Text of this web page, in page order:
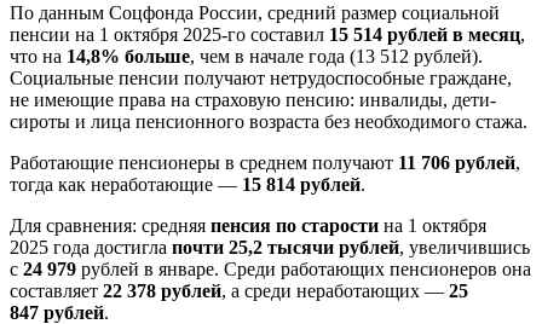
По данным Соцфонда России, средний размер социальной
пенсии на 1 октября 2025-го составил 15 514 рублей в месяц,
что на 14,8% больше, чем в начале года (13 512 рублей).
Социальные пенсии получают нетрудоспособные граждане,
не имеющие права на страховую пенсию: инвалиды, дети-
сироты и лица пенсионного возраста без необходимого стажа.
Работающие пенсионеры в среднем получают 11 706 рублей,
тогда как неработающие — 15 814 рублей.
Для сравнения: средняя пенсия по старости на 1 октября
2025 года достигла почти 25,2 тысячи рублей, увеличившись
с 24 979 рублей в январе. Среди работающих пенсионеров она
составляет 22 378 рублей, а среди неработающих — 25
847 рублей.